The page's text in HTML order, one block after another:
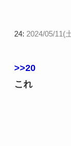
24: 2024/05/11(
>>20
これ